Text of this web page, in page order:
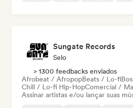
Sungate Records
Selo
> 1300 feedbacks enviados
Afrobeat / AfropopBeats / Lo-fi
Chill / Lo-fi Hip-HopComercial /
Assinar artistas e/ou lançar suas